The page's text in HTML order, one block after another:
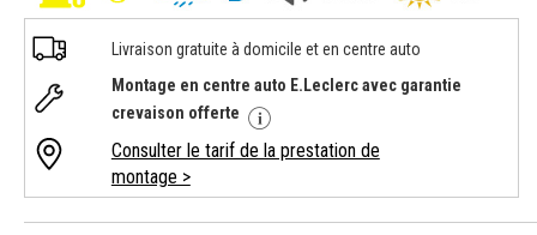
Livraison gratuite à domicile et en centre auto
Montage en centre auto E.Leclerc avec garantie
crevaison offerte
Consulter le tarif de la prestation de
montage >